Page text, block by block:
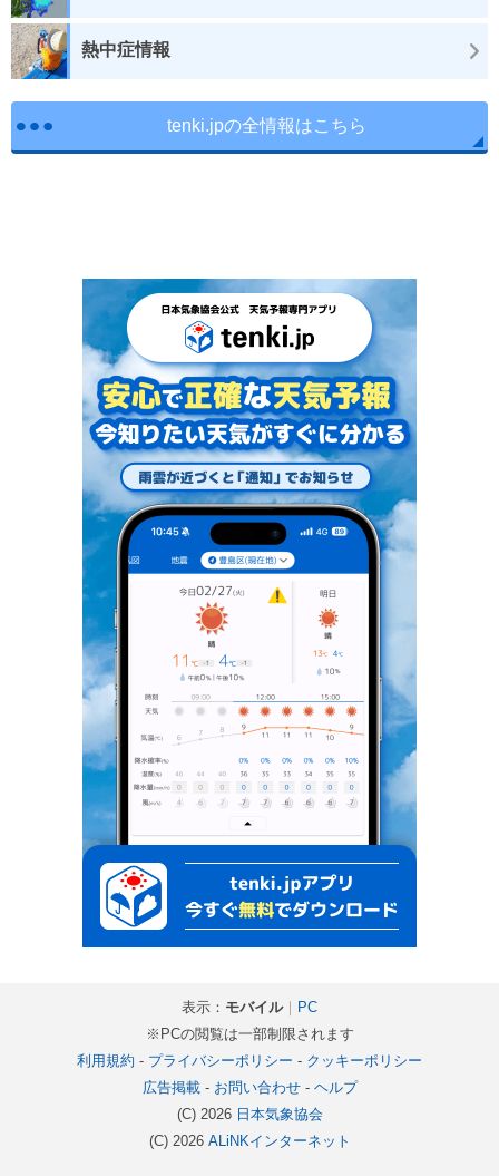
熱中症情報
tenki.jpの全情報はこちら
表示： モバイル｜
PC
※PCの閲覧は一部制限されます
利用規約 - プライバシーポリシー - クッキーポリシー
広告掲載- お問い合わせ- ヘルプ
(C) 2026 日本気象協会
(C) 2026 ALiNKインターネット